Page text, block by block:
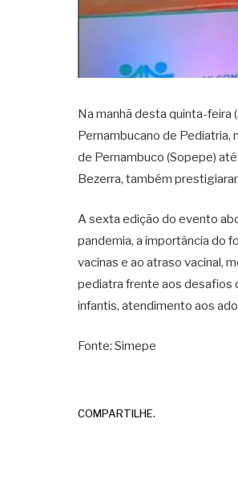
Na manhã desta quinta-feira
Pernambucano de Pediatria,
de Pernambuco (Sopepe)
Bezerra, também
A sexta edição do evento
pandemia, a importância do
vacinas e ao atraso vacinal,
pediatra frente aos desafios
infantis, atendimento aos
Fonte: Simepe
COMPARTILHE.